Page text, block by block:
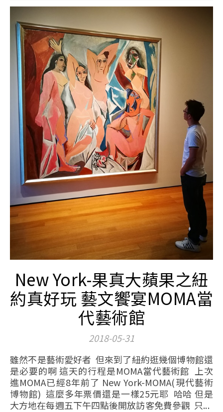
New York-果真大蘋果之紐
約真好玩 藝文饗宴MOMA當
代藝術館
2018-05-31
雖然不是藝術愛好者 但來到了紐約逛幾個博物館還
是必要的啊 這天的行程是MOMA當代藝術館 上次
進MOMA已經8年前了 New York-MOMA(現代藝術
博物館) 這麼多年票價還是一樣25元耶 哈哈 但是
大方地在每週五下午四點後開放訪客免費參觀 只...